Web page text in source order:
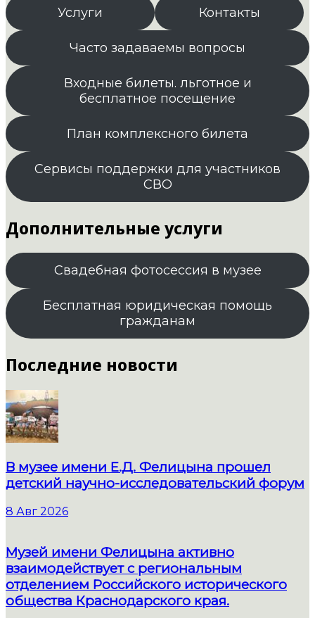
Услуги Контакты
Часто задаваемы вопросы
Входные билеты. льготное и
бесплатное посещение
План комплексного билета
Сервисы поддержки для участников
СВО
Дополнительные услуги
Свадебная фотосессия в музее
Бесплатная юридическая помощь
гражданам
Последние новости
В музее имени Е.Д. Фелицына прошел
детский научно-исследовательский форум
8 Авг 2026
Музей имени Фелицына активно
взаимодействует с региональным
отделением Российского исторического
общества Краснодарского края.